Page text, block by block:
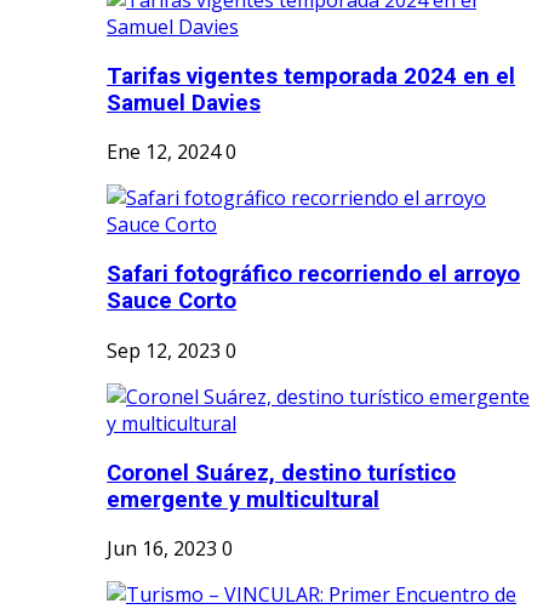
Tarifas vigentes temporada 2024 en el
Samuel Davies
Ene 12, 20240
Safari fotográfico recorriendo el arroyo
Sauce Corto
Sep 12, 2023 0
Coronel Suárez, destino turístico
emergente y multicultural
Jun 16, 2023 0